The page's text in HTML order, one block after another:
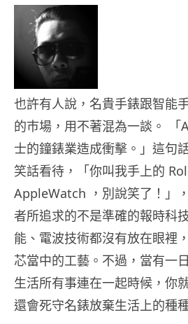
也許有人說，名貴手錶跟智能
的巿場，用不著混為一談。
士的鐘錶業造成衝擊。」這句
笑話看待，「你叫我手上的
AppleWatch ，別說笑了！」
者所追求的不是準確的報時科
能、電波技術都沒有放在眼裡
芯當中的工藝。不過，當有一
生活所有事連在一起時候，你
還會死守名錶放棄生活上的種